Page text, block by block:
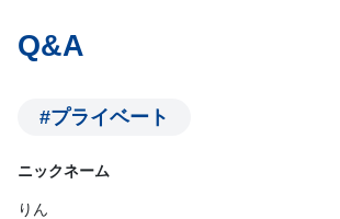
Q&A
#プライベート
ニックネーム
りん